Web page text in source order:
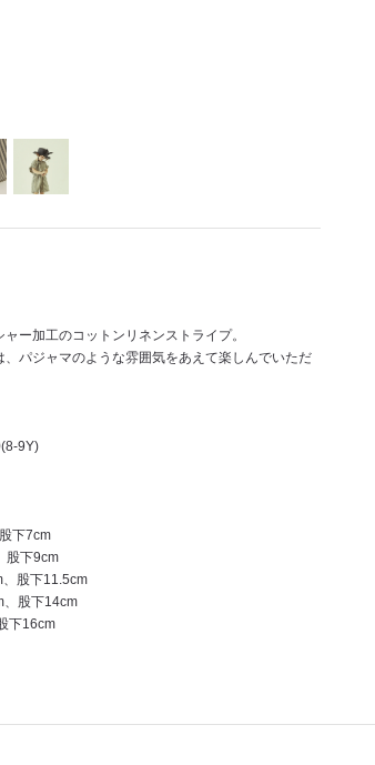
ー加工のコットンリネンストライプ。
パジャマのような雰囲気をあえて楽しんでいただ
9Y)
下7cm
股下9cm
股下11.5cm
、股下14cm
下16cm